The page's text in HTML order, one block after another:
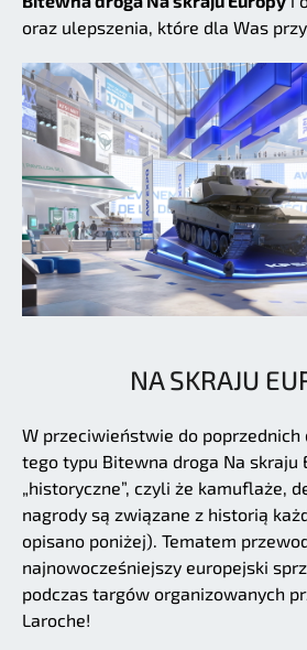
oraz ulepszenia, które dla Was
NA SKRAJU
W przeciwieństwie do poprzednich
tego typu Bitewna droga Na skraju
„historyczne”, czyli że kamuflaże,
nagrody są związane z historią
opisano poniżej). Tematem
najnowocześniejszy europejski
podczas targów organizowanych
Laroche!